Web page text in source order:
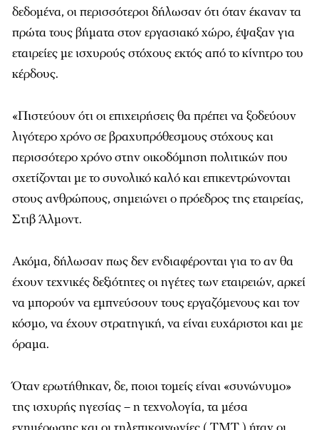
δεδομένα, οι περισσότεροι δήλωσαν ότι όταν έκαναν τα
πρώτα τους βήματα στον εργασιακό χώρο, έψαξαν για
εταιρείες με ισχυρούς στόχους εκτός από το κίνητρο του
κέρδους.
«Πιστεύουν ότι οι επιχειρήσεις θα πρέπει να ξοδεύουν
λιγότερο χρόνο σε βραχυπρόθεσμους στόχους και
περισσότερο χρόνο στην οικοδόμηση πολιτικών που
σχετίζονται με το συνολικό καλό και επικεντρώνονται
στους ανθρώπους, σημειώνει ο πρόεδρος της εταιρείας,
Στιβ Άλμοντ.
Ακόμα, δήλωσαν πως δεν ενδιαφέρονται για το αν θα
έχουν τεχνικές δεξιότητες οι ηγέτες των εταιρειών, αρκεί
να μπορούν να εμπνεύσουν τους εργαζόμενους και τον
κόσμο, να έχουν στρατηγική, να είναι ευχάριστοι και με
όραμα.
Όταν ερωτήθηκαν, δε, ποιοι τομείς είναι «συνώνυμο»
της ισχυρής ηγεσίας – η τεχνολογία, τα μέσα